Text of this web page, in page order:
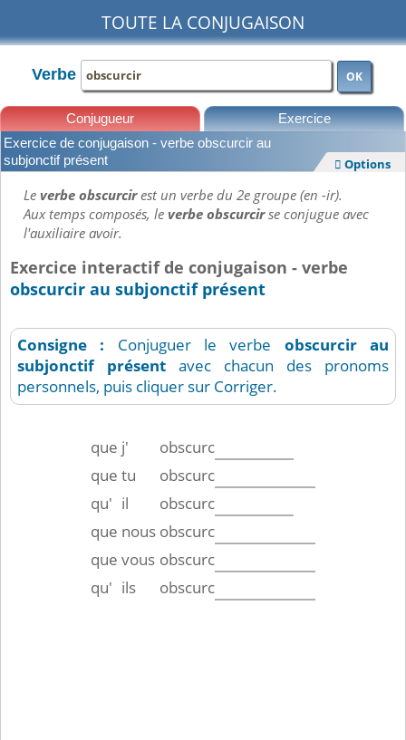
TOUTE LA CONJUGAISON
Verbe OK
Conjugueur Exercice
Leçons
Exercice de conjugaison - verbe obscurcir au
subjonctif présent
 Options
Leverbe obscurcirest un verbe du 2e groupe (en -ir).
Aux temps composés, leverbe obscurcirse conjugue avec
l'auxiliaire avoir.
Exercice interactif de conjugaison - verbe
obscurcir au subjonctif présent
Consigne : Conjuguer le verbe obscurcir
au
subjonctif présent avec chacun des pronoms
personnels, puis cliquer sur Corriger.
que j'
obscurc
que tu
obscurc
qu' il
obscurc
que nous obscurc
que vous obscurc
qu' ils obscurc